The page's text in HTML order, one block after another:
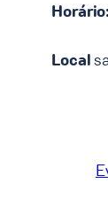
Horário:
Local